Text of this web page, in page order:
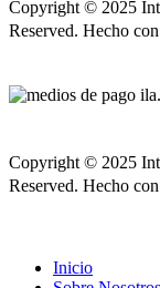
Copyright © 2025
Reserved. Hecho
Copyright © 2025
Reserved. Hecho
Inicio